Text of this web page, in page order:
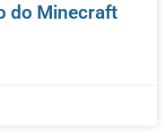
do Minecraft